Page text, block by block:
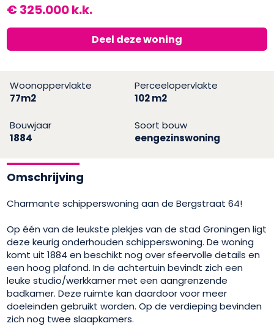
€ 325.000 k.k.
Deel deze woning
Woonoppervlakte
77m2
Perceelopervlakte
102 m2
Bouwjaar
1884
Soort bouw
eengezinswoning
Omschrijving
Charmante schipperswoning aan de Bergstraat 64!
Op één van de leukste plekjes van de stad Groningen ligt
deze keurig onderhouden schipperswoning. De woning
komt uit 1884 en beschikt nog over sfeervolle details en
een hoog plafond. In de achtertuin bevindt zich een
leuke studio/werkkamer met een aangrenzende
badkamer. Deze ruimte kan daardoor voor meer
doeleinden gebruikt worden. Op de verdieping bevinden
zich nog twee slaapkamers.